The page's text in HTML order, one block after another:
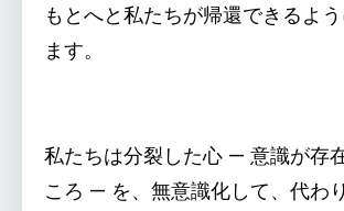
もとへと私たちが帰還できるよ
ます。
私たちは分裂した心 — 意識が存
ころ — を、無意識化して、代わ